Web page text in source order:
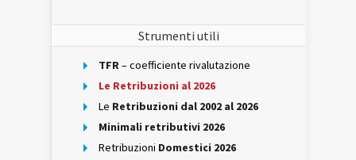
Strumenti utili
TFR– coefficiente rivalutazione
Le Retribuzioni al 2026
Le Retribuzioni dal 2002 al 2026
Minimali retributivi 2026
Retribuzioni Domestici 2026